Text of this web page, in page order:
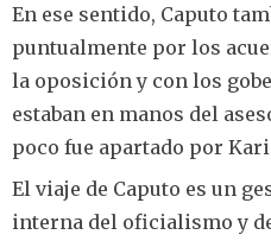
En ese sentido, Caputo
puntualmente por los
la oposición y con los
estaban en manos del
poco fue apartado por
El viaje de Caputo es un
interna del oficialismo y